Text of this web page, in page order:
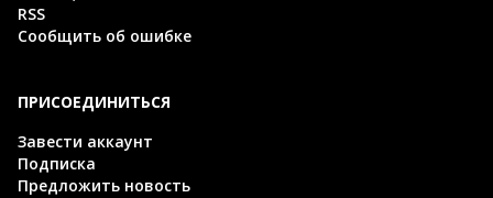
RSS
Сообщить об ошибке
ПРИСОЕДИНИТЬСЯ
Завести аккаунт
Подписка
Предложить новость